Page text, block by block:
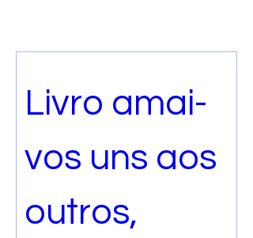
Livro amai-
vos uns aos
outros,